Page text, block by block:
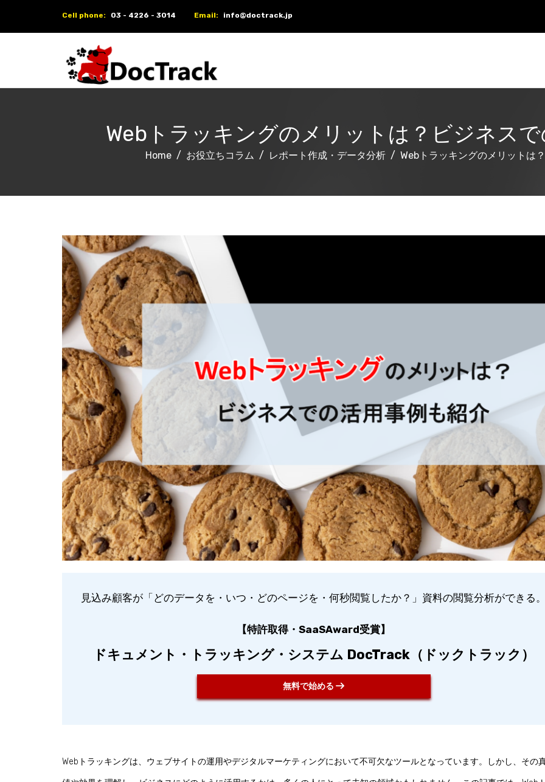
Cell phone: 03 - 4226 - 3014 Email: info@doctrack.jp
Webトラッキングのメリットは？ビジネス
Home お役立ちコラム レポート作成・データ分析 Webトラッキングのメリットは
見込み顧客が「どのデータを・いつ・どのページを・何秒閲覧したか？」資料の閲覧分析ができる
【特許取得・SaaSAward受賞】
ドキュメント・トラッキング・システム DocTrack（ドックトラック）
無料で始める
Webトラッキングは、ウェブサイトの運用やデジタルマーケティングにおいて不可欠なツールとなっています。しかし、その